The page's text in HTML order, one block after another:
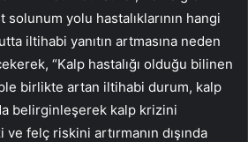
yolu hastalıklarının hangi
iltihabi yanıtın artmasına neden
“Kalp hastalığı olduğu bilinen
birlikte artan iltihabi durum, kalp
belirginleşerek kalp krizini
felç riskini artırmanın dışında